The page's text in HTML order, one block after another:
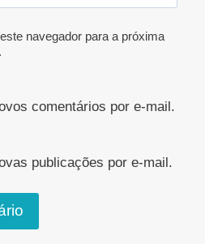
navegador para a próxima
comentários por e-mail.
publicações por e-mail.